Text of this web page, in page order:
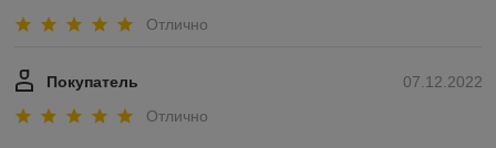
Отлично
07.12.2022
Покупатель
Отлично